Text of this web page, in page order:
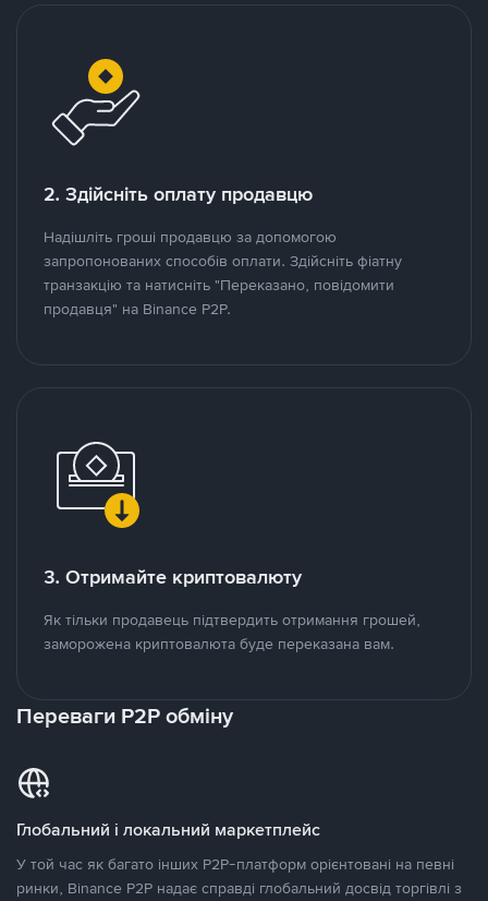
2. Здійсніть оплату продавцю
Надішліть гроші продавцю за допомогою
запропонованих способів оплати. Здійсніть фіатну
транзакцію та натисніть "Переказано, повідомити
продавця" на Binance P2P.
3. Отримайте криптовалюту
Як тільки продавець підтвердить отримання грошей,
заморожена криптовалюта буде переказана вам.
Переваги P2P обміну
Глобальний і локальний маркетплейс
У той час як багато інших P2P-платформ орієнтовані на певні
ринки, Binance P2P надає справді глобальний досвід торгівлі з